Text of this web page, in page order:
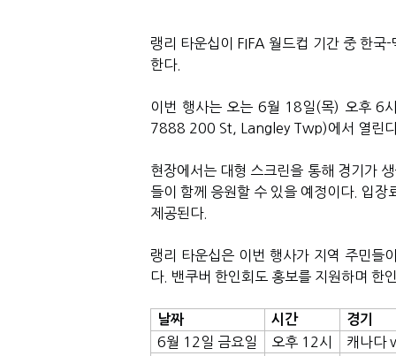
랭리 타운십이 FIFA 월드컵 기간 중 한국
한다.
이번 행사는 오는 6월 18일(목) 오후 6
7888 200 St, Langley Twp)에서 열린
현장에서는 대형 스크린을 통해 경기가
들이 함께 응원할 수 있을 예정이다. 입
제공된다.
랭리 타운십은 이번 행사가 지역 주민들
다. 밴쿠버 한인회도 홍보를 지원하며 한
날짜 시간 경기
6월 12일 금요일 오후 12시 캐나다